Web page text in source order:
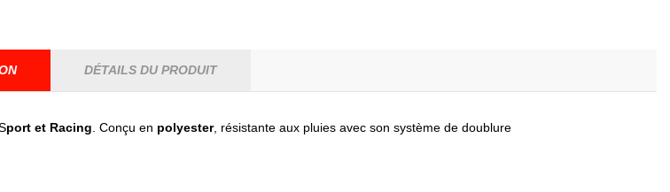
DÉTAILS DU PRODUIT
port et Racing. Conçu en polyester, résistante aux pluies avec son système de doublure